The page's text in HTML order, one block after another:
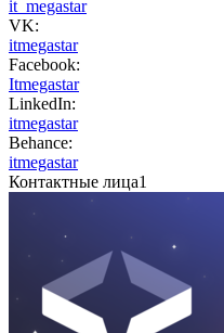
it_megastar
VK:
itmegastar
Facebook:
Itmegastar
LinkedIn:
itmegastar
Behance:
itmegastar
Контактные лица1